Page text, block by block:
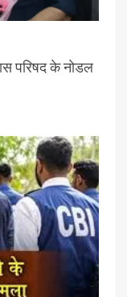
परिषद के नोडल